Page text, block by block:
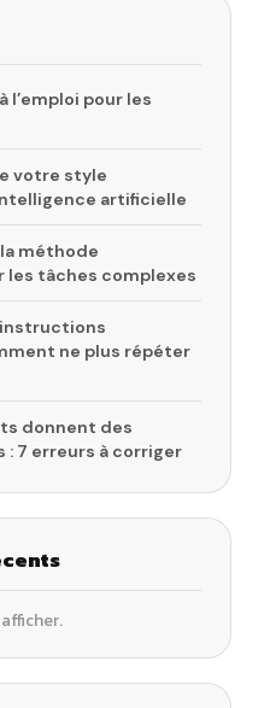
l’emploi pour les
votre style
artificielle
méthode
les tâches complexes
ne plus répéter
donnent des
: 7 erreurs à corriger